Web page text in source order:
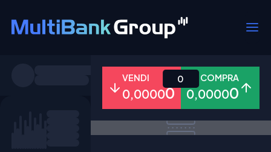
Tutti Forex Metalli Azioni
VENDI
0,00000
COMPRA
0,00000
0